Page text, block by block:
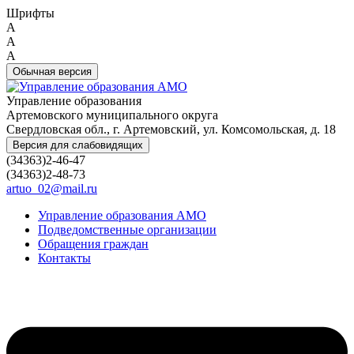
Шрифты
A
A
A
Обычная версия
Управление образования
Артемовского муниципального округа
Свердловская обл., г. Артемовский, ул. Комсомольская, д. 18
Версия для слабовидящих
(34363)2-46-47
(34363)2-48-73
artuo_02@mail.ru
Управление образования АМО
Подведомственные организации
Обращения граждан
Контакты